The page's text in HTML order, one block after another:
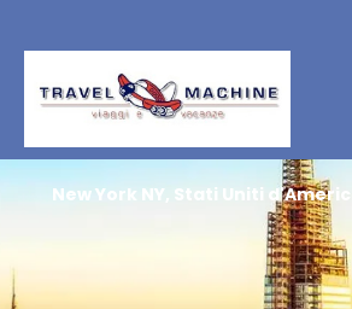
New York NY, Stati Uniti d'America